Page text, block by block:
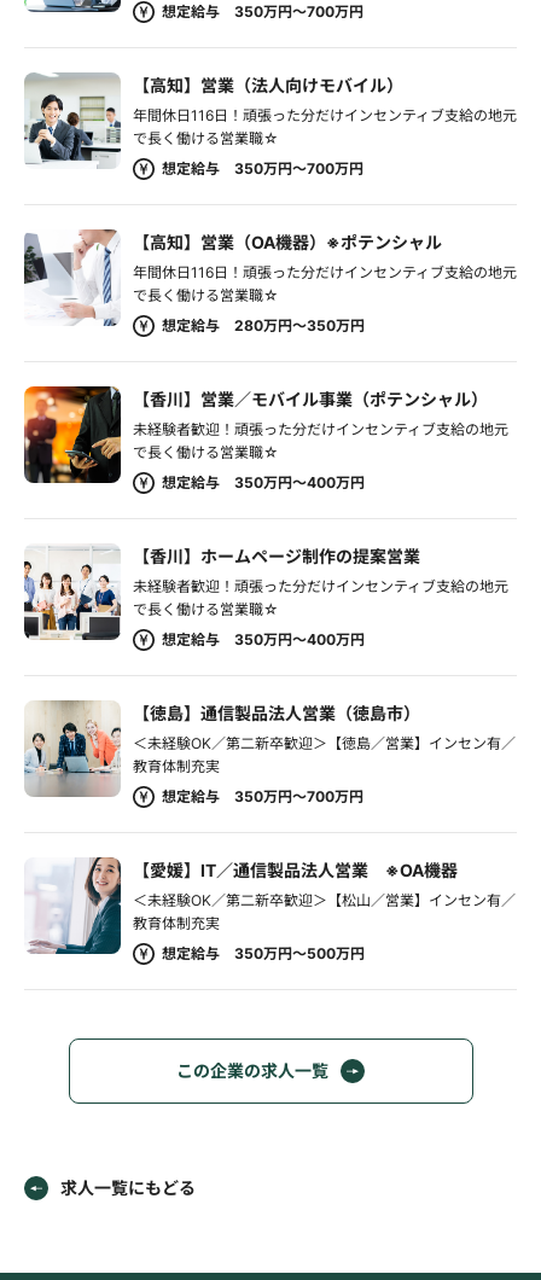
想定給与 350万円～700万円
【高知】営業（法人向けモバイル）
年間休日116日！頑張った分だけインセンティブ支給の地元
で長く働ける営業職☆
想定給与 350万円～700万円
【高知】営業（OA機器）※ポテンシャル
年間休日116日！頑張った分だけインセンティブ支給の地元
で長く働ける営業職☆
想定給与 280万円～350万円
【香川】営業／モバイル事業（ポテンシャル）
未経験者歓迎！頑張った分だけインセンティブ支給の地元
で長く働ける営業職☆
想定給与 350万円～400万円
【香川】ホームページ制作の提案営業
未経験者歓迎！頑張った分だけインセンティブ支給の地元
で長く働ける営業職☆
想定給与 350万円～400万円
【徳島】通信製品法人営業（徳島市）
＜未経験OK／第二新卒歓迎＞【徳島／営業】インセン有／
教育体制充実
想定給与 350万円～700万円
【愛媛】IT／通信製品法人営業 ※OA機器
＜未経験OK／第二新卒歓迎＞【松山／営業】インセン有／
教育体制充実
想定給与 350万円～500万円
この企業の求人一覧
求人一覧にもどる